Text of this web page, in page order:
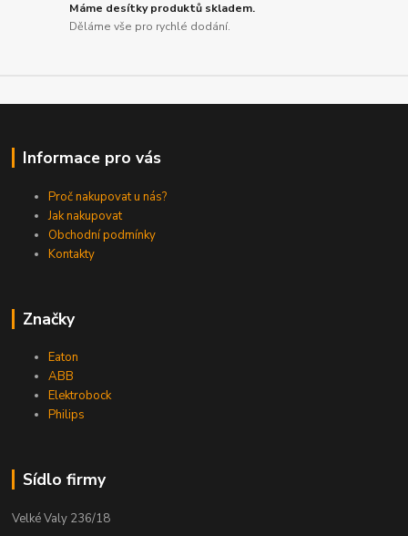
Máme desítky produktů skladem.
Děláme vše pro rychlé dodání.
Informace pro vás
Proč nakupovat u nás?
Jak nakupovat
Obchodní podmínky
Kontakty
Značky
Eaton
ABB
Elektrobock
Philips
Sídlo firmy
Velké Valy 236/18